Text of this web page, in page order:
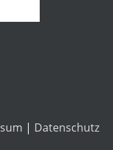
| Datenschutz